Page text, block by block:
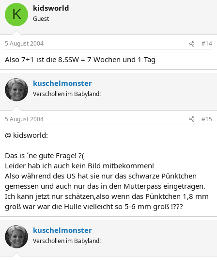
K kidsworld
Guest
5 August 2004 #14
Also 7+1 ist die 8.SSW = 7 Wochen und 1 Tag
kuschelmonster
Verschollen im Babyland!
5 August 2004 #15
@ kidsworld:
Das is ´ne gute Frage! ?(
Leider hab ich auch kein Bild mitbekommen!
Also während des US hat sie nur das schwarze Pünktchen
gemessen und auch nur das in den Mutterpass eingetragen.
Ich kann jetzt nur schätzen,also wenn das Pünktchen 1,8 mm
groß war war die Hülle vielleicht so 5-6 mm groß !???
kuschelmonster
Verschollen im Babyland!